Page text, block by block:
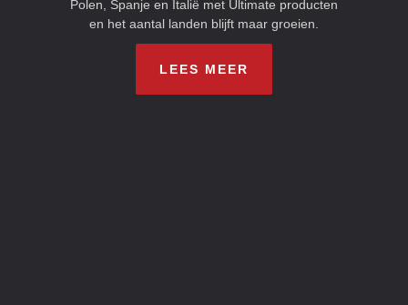
Polen, Spanje en Italië met Ultimate producten
en het aantal landen blijft maar groeien.
LEES MEER